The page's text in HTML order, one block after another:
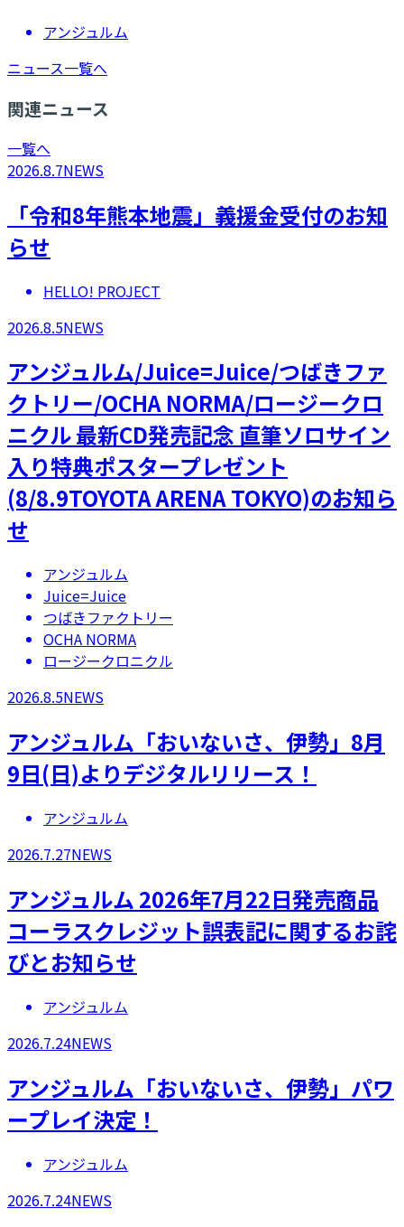
アンジュルム
ニュース一覧へ
関連ニュース
一覧へ
2026.8.7NEWS
「令和8年熊本地震」義援金受付のお知
らせ
HELLO! PROJECT
2026.8.5NEWS
アンジュルム/Juice=Juice/つばきファ
クトリー/OCHA NORMA/ロージークロ
ニクル 最新CD発売記念 直筆ソロサイン
入り特典ポスタープレゼント
(8/8.9TOYOTA ARENA TOKYO)のお知ら
せ
アンジュルム
Juice=Juice
つばきファクトリー
OCHA NORMA
ロージークロニクル
2026.8.5NEWS
アンジュルム「おいないさ、伊勢」8月
9日(日)よりデジタルリリース！
アンジュルム
2026.7.27NEWS
アンジュルム 2026年7月22日発売商品
コーラスクレジット誤表記に関するお詫
びとお知らせ
アンジュルム
2026.7.24NEWS
アンジュルム「おいないさ、伊勢」パワ
ープレイ決定！
アンジュルム
2026.7.24NEWS